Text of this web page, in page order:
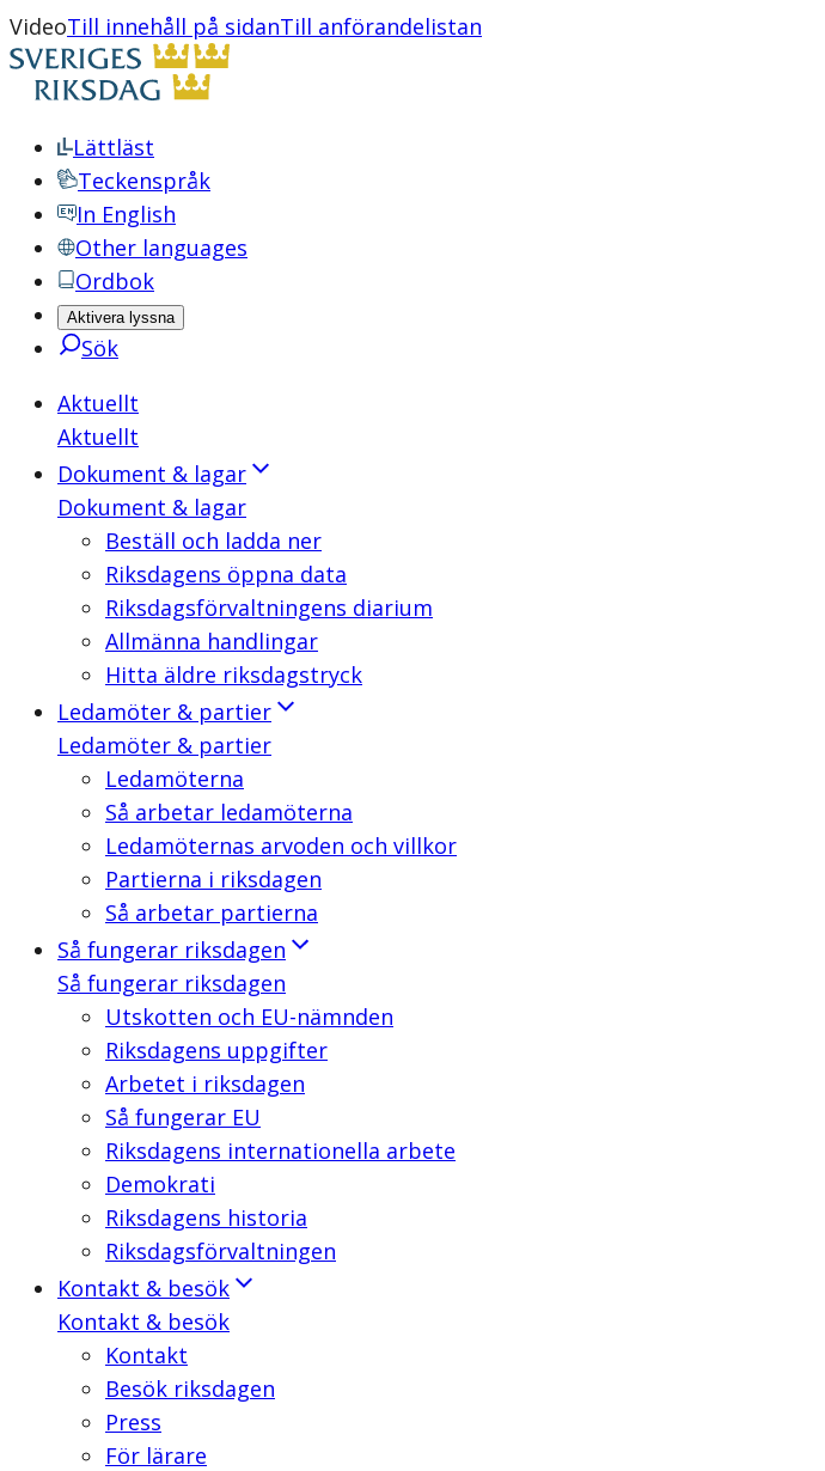
VideoTill innehåll på sidanTill anförandelistan
Lättläst
Teckenspråk
In English
Other languages
Ordbok
Aktivera lyssna
Sök
Aktuellt
Aktuellt
Dokument & lagar
Dokument & lagar
Beställ och ladda ner
Riksdagens öppna data
Riksdagsförvaltningens diarium
Allmänna handlingar
Hitta äldre riksdagstryck
Ledamöter & partier
Ledamöter & partier
Ledamöterna
Så arbetar ledamöterna
Ledamöternas arvoden och villkor
Partierna i riksdagen
Så arbetar partierna
Så fungerar riksdagen
Så fungerar riksdagen
Utskotten och EU-nämnden
Riksdagens uppgifter
Arbetet i riksdagen
Så fungerar EU
Riksdagens internationella arbete
Demokrati
Riksdagens historia
Riksdagsförvaltningen
Kontakt & besök
Kontakt & besök
Kontakt
Besök riksdagen
Press
För lärare